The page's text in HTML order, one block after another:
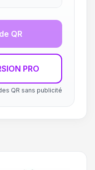
QR
PRO
QR sans publicité